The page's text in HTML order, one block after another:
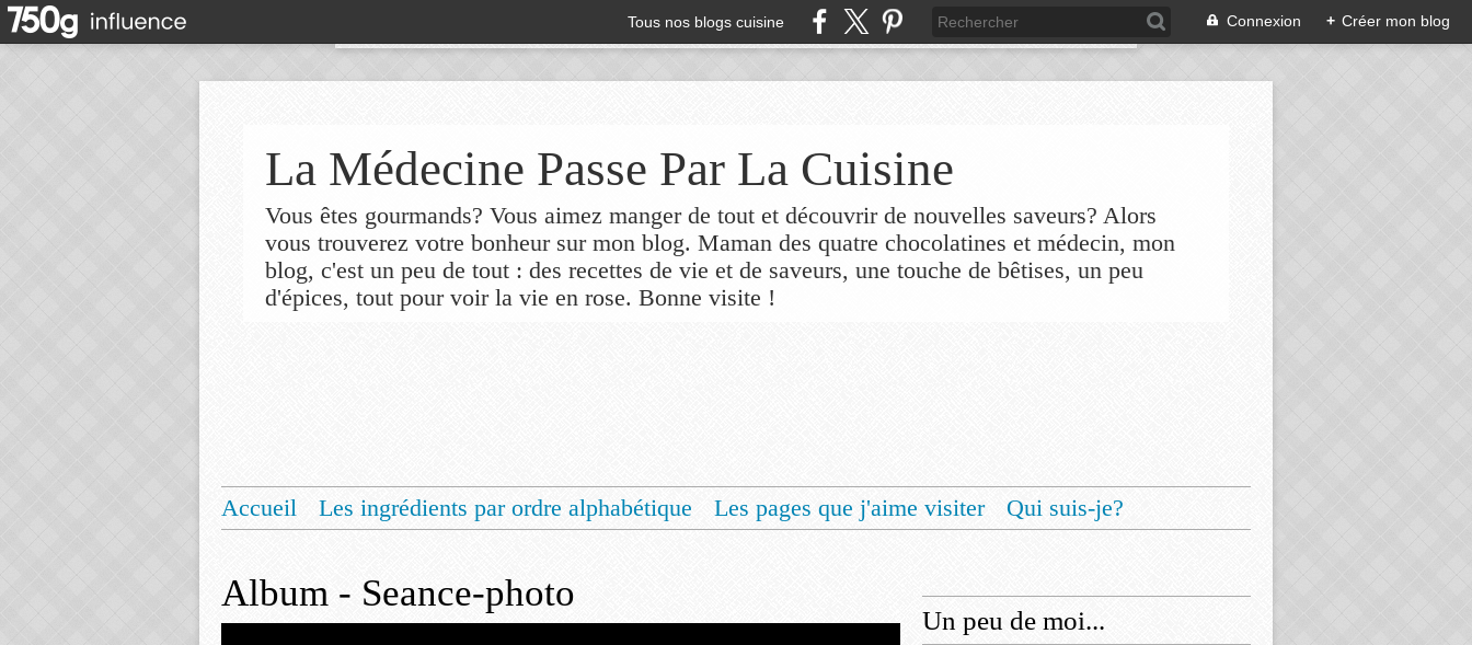
Tous nos blogs cuisine Connexion + Créer mon blog
La Médecine Passe Par La Cuisine
Vous êtes gourmands? Vous aimez manger de tout et découvrir de nouvelles saveurs? Alors
vous trouverez votre bonheur sur mon blog. Maman des quatre chocolatines et médecin, mon
blog, c'est un peu de tout : des recettes de vie et de saveurs, une touche de bêtises, un peu
d'épices, tout pour voir la vie en rose. Bonne visite !
Accueil Les ingrédients par ordre alphabétique Les pages que j'aime visiter
Qui suis-je?
Album - Seance-photo
Un peu de moi...